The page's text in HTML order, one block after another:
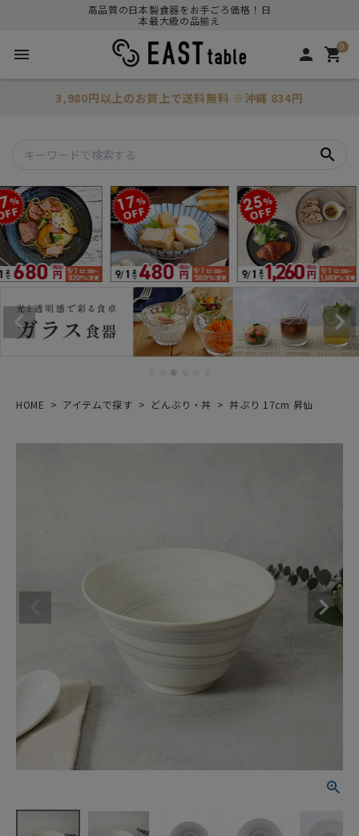
高品質の日本製食器をお手ごろ価格！日
本最大級の品揃え
menu person 0
shopping_cart
3,980円以上のお買上で送料無料 ※沖縄 834円
search
HOME アイテムで探す どんぶり・丼 丼ぶり 17cm 昇仙